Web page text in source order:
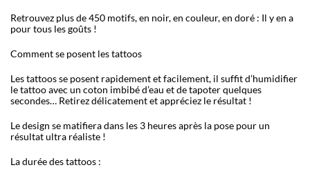
Retrouvez plus de 450 motifs, en noir, en couleur, en doré : Il y en a
pour tous les goûts !
Comment se posent les tattoos
Les tattoos se posent rapidement et facilement, il suffit d’humidifier
le tattoo avec un coton imbibé d’eau et de tapoter quelques
secondes… Retirez délicatement et appréciez le résultat !
Le design se matifiera dans les 3 heures après la pose pour un
résultat ultra réaliste !
La durée des tattoos :